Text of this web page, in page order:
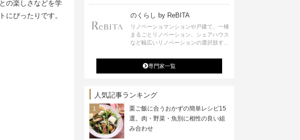
の楽しさなどを学
にぴったりです。
す。
のくらし by ReBITA
リノベーショマンションや戸建て、一棟
まるごとリノベーション、シェアハウス
など幅広いリノベーションの選択肢すべ
ジ・シェアスペースなど、「住む」だけ
ではなく「働く」「遊ぶ」「学ぶ」「旅
する」といった領域でも、暮らしや生き
専門家一覧
人気記事ランキング
栗ご飯に合うおかずの簡単レシピ15
選。肉・野菜・魚別に相性の良い組
み合わせ